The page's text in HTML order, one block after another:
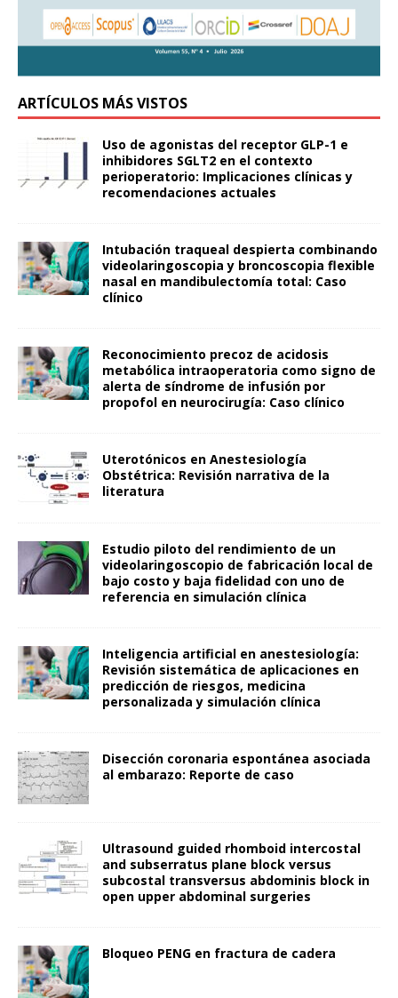
ARTÍCULOS MÁS VISTOS
Uso de agonistas del receptor GLP-1 e
inhibidores SGLT2 en el contexto
perioperatorio: Implicaciones clínicas y
recomendaciones actuales
Intubación traqueal despierta combinando
videolaringoscopia y broncoscopia flexible
nasal en mandibulectomía total: Caso
clínico
Reconocimiento precoz de acidosis
metabólica intraoperatoria como signo de
alerta de síndrome de infusión por
propofol en neurocirugía: Caso clínico
Uterotónicos en Anestesiología
Obstétrica: Revisión narrativa de la
literatura
Estudio piloto del rendimiento de un
videolaringoscopio de fabricación local de
bajo costo y baja fidelidad con uno de
referencia en simulación clínica
Inteligencia artificial en anestesiología:
Revisión sistemática de aplicaciones en
predicción de riesgos, medicina
personalizada y simulación clínica
Disección coronaria espontánea asociada
al embarazo: Reporte de caso
Ultrasound guided rhomboid intercostal
and subserratus plane block versus
subcostal transversus abdominis block in
open upper abdominal surgeries
Bloqueo PENG en fractura de cadera